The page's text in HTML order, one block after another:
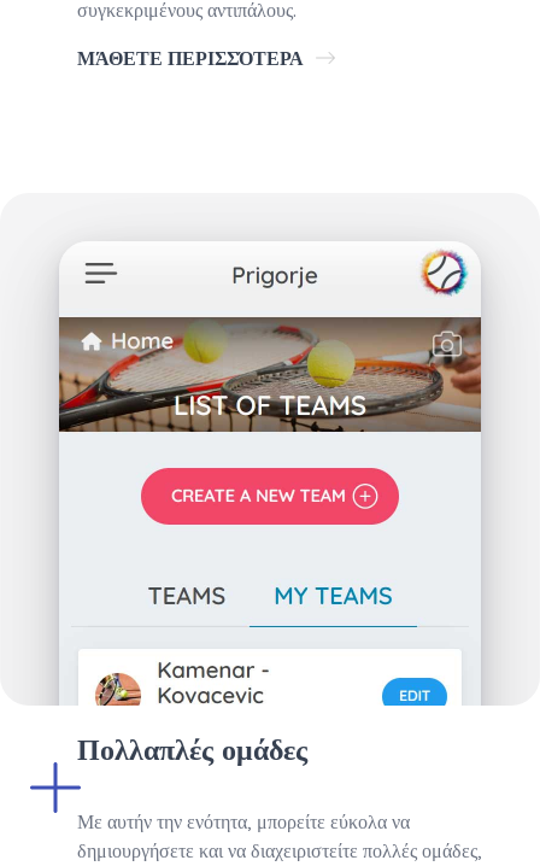
συγκεκριμένους αντιπάλους.
ΜΆΘΕΤΕ ΠΕΡΙΣΣΌΤΕΡΑ
Πολλαπλές ομάδες
Με αυτήν την ενότητα, μπορείτε εύκολα να
δημιουργήσετε και να διαχειριστείτε πολλές ομάδες,